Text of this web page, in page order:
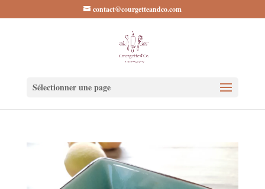
contact@courgetteandco.com
Sélectionner une page